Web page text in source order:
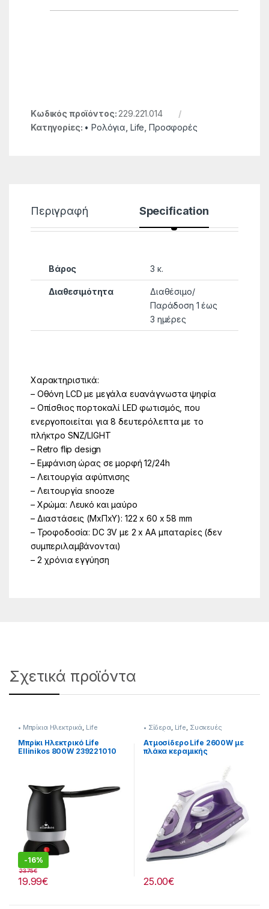
Κωδικός προϊόντος: 229.221.014
Κατηγορίες: • Ρολόγια Life Προσφορές
Περιγραφή Specification
Βάρος 3 κ.
Διαθεσιμότητα
Διαθέσιμο/
Παράδοση 1 έως
3 ημέρες
Χαρακτηριστικά:
– Οθόνη LCD με μεγάλα ευανάγνωστα ψηφία
– Οπίσθιος πορτοκαλί LED φωτισμός, που
ενεργοποιείται για 8 δευτερόλεπτα με το
πλήκτρο SNZ/LIGHT
– Retro flip design
– Εμφάνιση ώρας σε μορφή 12/24h
– Λειτουργία αφύπνισης
– Λειτουργία snooze
– Χρώμα: Λευκό και μαύρο
– Διαστάσεις (ΜxΠxΥ): 122 x 60 x 58 mm
– Τροφοδοσία: DC 3V με 2 x AA μπαταρίες (δεν
συμπεριλαμβάνονται)
– 2 χρόνια εγγύηση
Σχετικά προϊόντα
• Μπρίκια Hλεκτρικά, Life
Μπρίκι Hλεκτρικό Life
Ellinikos 800W 239221010
-16%
19.99€
23.75€
• Σίδερα, Life, Συσκευές
Σιδερώματος
Ατμοσίδερο Life 2600W με
πλάκα κεραμικής
25.00€